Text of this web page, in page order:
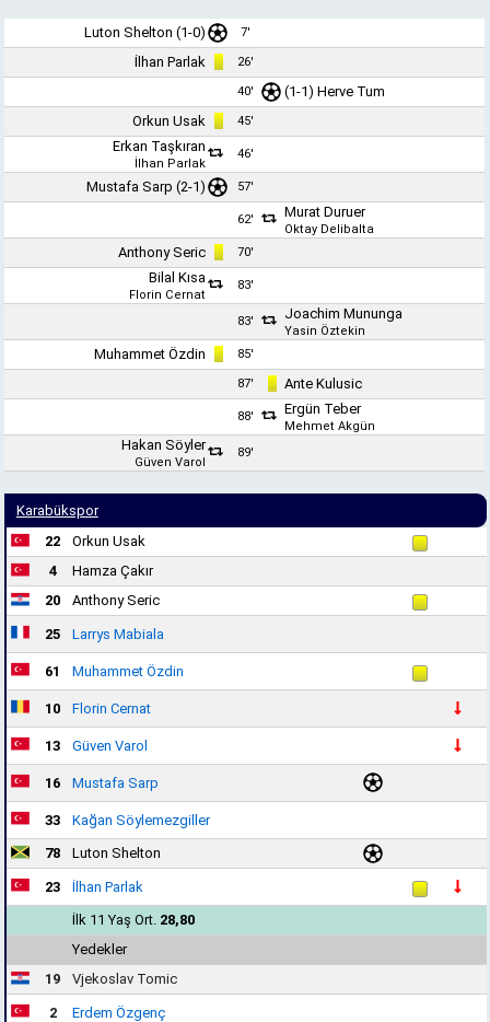
Luton Shelton (1-0) 7'
İlhan Parlak 26'
40' (1-1)Herve Tum
Orkun Usak
45'
Erkan Taşkıran
İlhan Parlak
46'
Mustafa Sarp (2-1) 57'
62' Murat Duruer
Oktay Delibalta
Anthony Seric 70'
Bilal Kısa
Florin Cernat
83'
83' Joachim Mununga
Yasin Öztekin
Muhammet Özdin 85'
87' Ante Kulusic
88' Ergün Teber
Mehmet Akgün
Hakan Söyler
Güven Varol
89'
Karabükspor
22
Orkun Usak
4
Hamza Çakır
20
Anthony Seric
25 Larrys Mabiala
61 Muhammet Özdin
10 Florin Cernat
13 Güven Varol
16 Mustafa Sarp
33
Kağan Söylemezgiller
78
Luton Shelton
23
İlhan Parlak
İlk 11 Yaş Ort. 28,80
Yedekler
19
Vjekoslav Tomic
2 Erdem Özgenç